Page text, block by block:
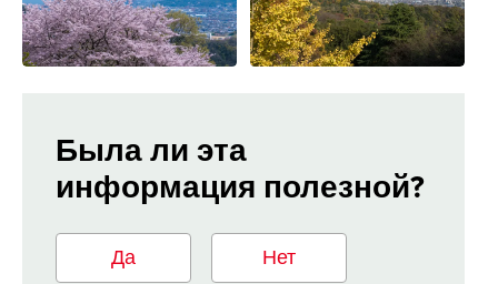
Была ли эта
информация полезной?
Да Нет